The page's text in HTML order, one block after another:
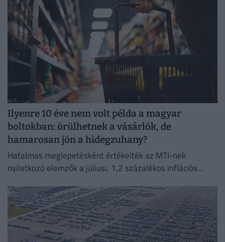
Ilyenre 10 éve nem volt példa a magyar
boltokban: örülhetnek a vásárlók, de
hamarosan jön a hidegzuhany?
Hatalmas meglepetésként értékelték az MTI-nek
nyilatkozó elemzők a júliusi, 1,2 százalékos inflációs